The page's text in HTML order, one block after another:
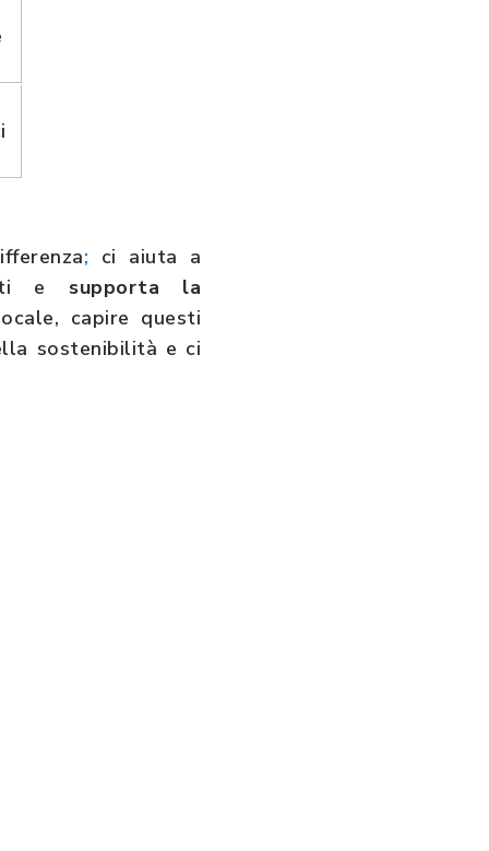
; ci aiuta a
e supporta la
capire questi
sostenibilità e ci